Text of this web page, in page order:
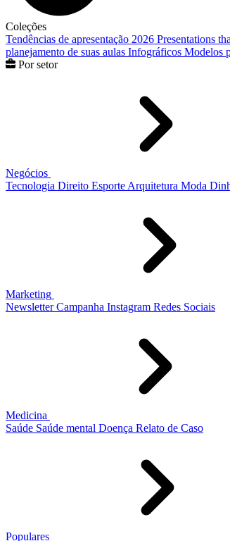
Coleções
Tendências de apresentação 2026 Presentations
planejamento de suas aulas Infográficos Modelos
Por setor
Negócios
Tecnologia Direito Esporte Arquitetura Moda
Marketing
Newsletter Campanha Instagram Redes Sociais
Medicina
Saúde Saúde mental Doença Relato de Caso
Populares